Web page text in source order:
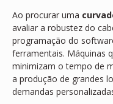
Ao procurar uma
avaliar a robustez do
programação do
ferramentais. Máquinas
minimizam o tempo de
a produção de grandes
demandas